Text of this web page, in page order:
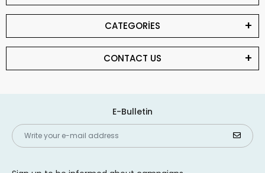
CATEGORİES
CONTACT US
E-Bulletin